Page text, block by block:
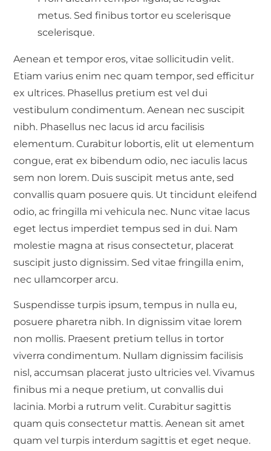
metus. Sed finibus tortor eu scelerisque
scelerisque.
Aenean et tempor eros, vitae sollicitudin velit.
Etiam varius enim nec quam tempor, sed efficitur
ex ultrices. Phasellus pretium est vel dui
vestibulum condimentum. Aenean nec suscipit
nibh. Phasellus nec lacus id arcu facilisis
elementum. Curabitur lobortis, elit ut elementum
congue, erat ex bibendum odio, nec iaculis lacus
sem non lorem. Duis suscipit metus ante, sed
convallis quam posuere quis. Ut tincidunt eleifend
odio, ac fringilla mi vehicula nec. Nunc vitae lacus
eget lectus imperdiet tempus sed in dui. Nam
molestie magna at risus consectetur, placerat
suscipit justo dignissim. Sed vitae fringilla enim,
nec ullamcorper arcu.
Suspendisse turpis ipsum, tempus in nulla eu,
posuere pharetra nibh. In dignissim vitae lorem
non mollis. Praesent pretium tellus in tortor
viverra condimentum. Nullam dignissim facilisis
nisl, accumsan placerat justo ultricies vel. Vivamus
finibus mi a neque pretium, ut convallis dui
lacinia. Morbi a rutrum velit. Curabitur sagittis
quam quis consectetur mattis. Aenean sit amet
quam vel turpis interdum sagittis et eget neque.